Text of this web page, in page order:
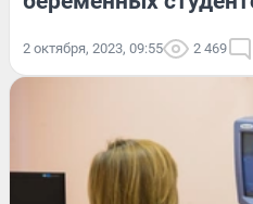
2 октября, 2023, 09:55 2 469